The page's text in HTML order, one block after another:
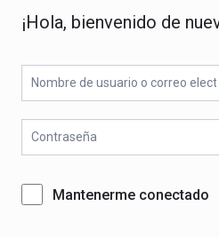
¡Hola, bienvenido de
Mantenerme conectado